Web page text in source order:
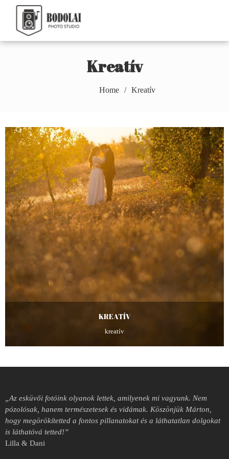
content
Photography
Kreatív
Home Kreatív
KREATÍV
kreatív
„Az esküvői fotóink olyanok lettek, amilyenek mi vagyunk. Nem
pózolósak, hanem természetesek és vidámak. Köszönjük Márton,
hogy megörökítetted a fontos pillanatokat és a láthatatlan dolgokat
is láthatóvá tetted!”
Lilla & Dani